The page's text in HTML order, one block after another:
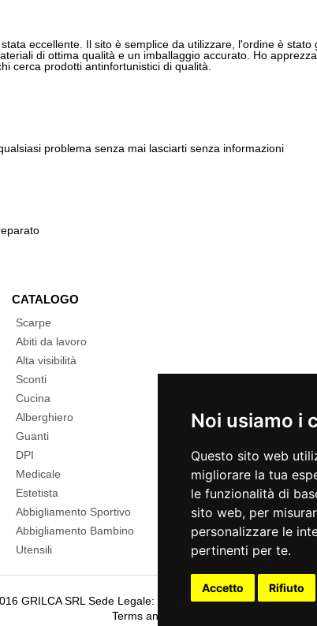
Noi usiamo i
Questo sito web
migliorare la tua
le funzionalità di
sito web, per
personalizzare le
pertinenti per te.
Accetto Rifiuto
eccellente. Il sito è semplice da utilizzare, l'ordine è
di ottima qualità e un imballaggio accurato. Ho
cerca prodotti antinfortunistici di qualità.
problema senza mai lasciarti senza informazioni
CATALOGO
Scarpe
Abiti da lavoro
Alta visibilità
Sconti
Cucina
Alberghiero
Guanti
DPI
Medicale
Estetista
Abbigliamento Sportivo
Abbigliamento Bambino
Utensili
GRILCA SRL Sede Legale: VIA ROMA 180 - SERSALE -
Terms and Privacy